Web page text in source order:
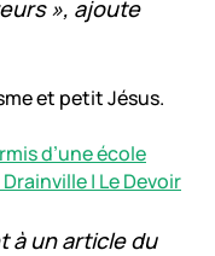
», ajoute
et petit Jésus.
d’une école
| Le Devoir
à un article du